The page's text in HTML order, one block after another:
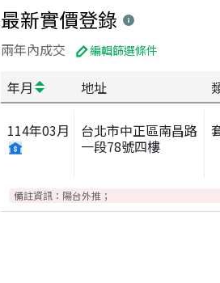
最新實價登錄
兩年內成交 編輯篩選條件
年月 地址
114年03月
台北市中正區南昌路
一段78號四樓
備註資訊： 陽台外推；